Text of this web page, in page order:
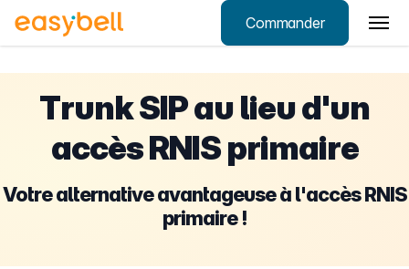
Commander
Trunk SIP au lieu d'un
accès RNIS primaire
Votre alternative avantageuse à l'accès RNIS
primaire !